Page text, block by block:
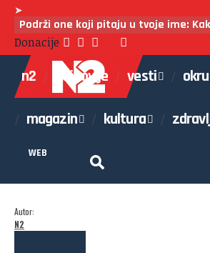
➤
Podrži one koji pitaju u tvoje ime:
Donacije
n2 najnovije vesti
magazin kultura
WEB
Autor:
N2